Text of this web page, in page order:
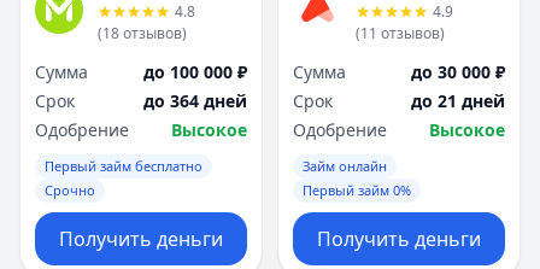
4.8
(18отзывов)
Сумма
до 100 000 ₽
Срок
до 364 дней
Одобрение
Высокое
Первый займ бесплатно
Срочно
Получить деньги
4.9
(11 отзывов)
Сумма
до 30 000 ₽
Срок
до 21 дней
Одобрение
Высокое
Займ онлайн
Первый займ 0%
Получить деньги